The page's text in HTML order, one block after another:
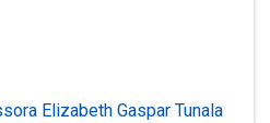
Elizabeth Gaspar Tunala